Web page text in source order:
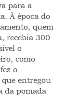
para a
À época do
quem
recebia 300
o
como
o
entregou
da pomada